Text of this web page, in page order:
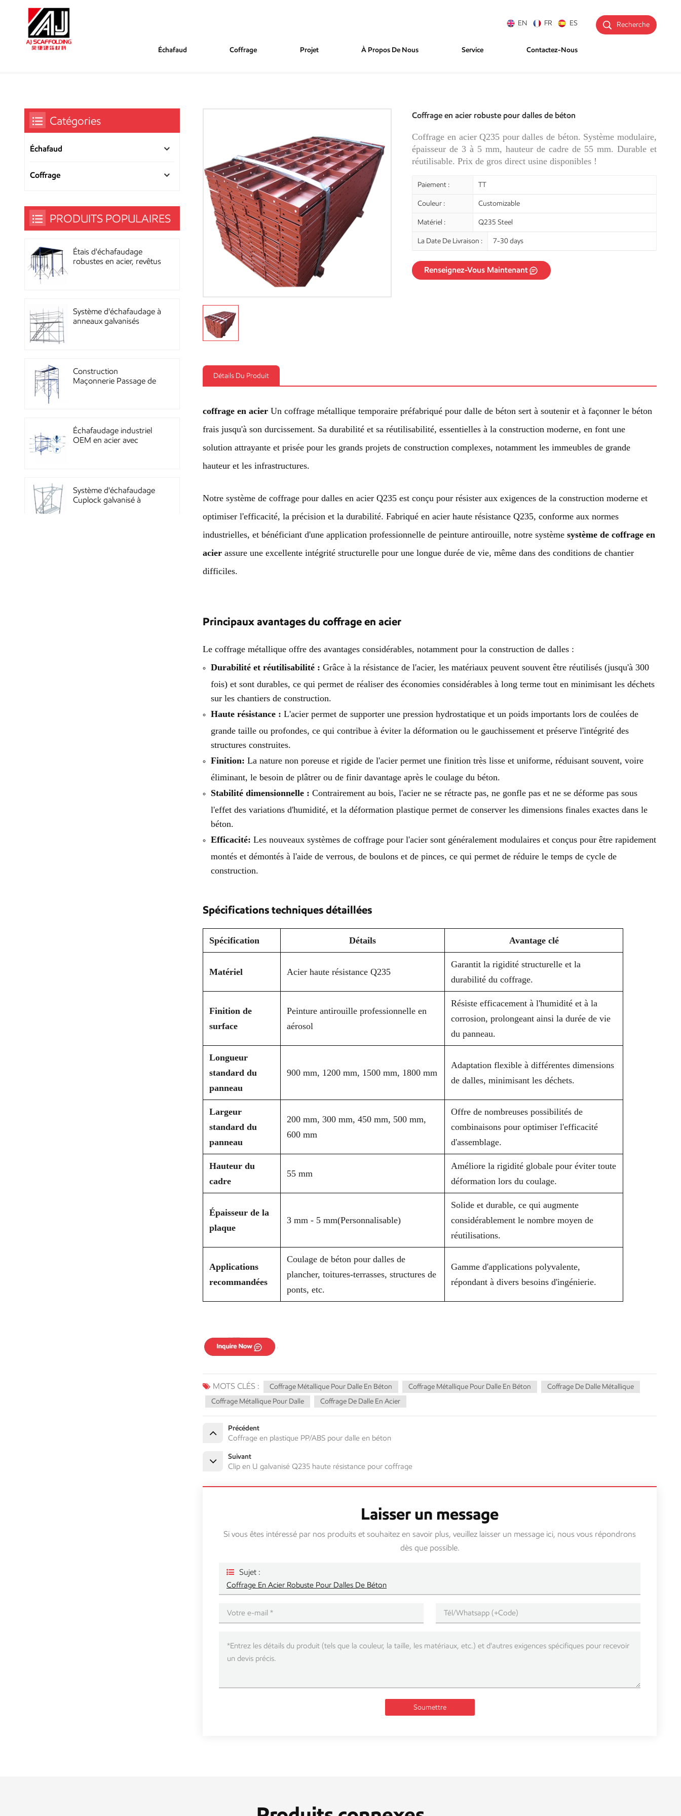
Recherche
EN FR ES
Échafaud Coffrage Projet À Propos De Nous Service Contactez-Nous
Coffrage en acier robuste pour dalles de béton
Coffrage en acier Q235 pour dalles de béton. Système modulaire,
épaisseur de 3 à 5 mm, hauteur de cadre de 55 mm. Durable et
réutilisable. Prix de gros direct usine disponibles !
Paiement : TT
Couleur : Customizable
Matériel : Q235 Steel
La Date De Livraison : 7-30 days
Renseignez-Vous Maintenant
Détails Du Produit
coffrage en acier Un coffrage métallique temporaire préfabriqué pour dalle de béton sert à soutenir et à façonner le béton
frais jusqu'à son durcissement. Sa durabilité et sa réutilisabilité, essentielles à la construction moderne, en font une
solution attrayante et prisée pour les grands projets de construction complexes, notamment les immeubles de grande
hauteur et les infrastructures.
Notre système de coffrage pour dalles en acier Q235 est conçu pour résister aux exigences de la construction moderne et
optimiser l'efficacité, la précision et la durabilité. Fabriqué en acier haute résistance Q235, conforme aux normes
industrielles, et bénéficiant d'une application professionnelle de peinture antirouille, notre système système de coffrage en
acier assure une excellente intégrité structurelle pour une longue durée de vie, même dans des conditions de chantier
difficiles.
Principaux avantages du coffrage en acier
Le coffrage métallique offre des avantages considérables, notamment pour la construction de dalles :
Durabilité et réutilisabilité : Grâce à la résistance de l'acier, les matériaux peuvent souvent être réutilisés (jusqu'à 300
fois) et sont durables, ce qui permet de réaliser des économies considérables à long terme tout en minimisant les déchets
sur les chantiers de construction.
Haute résistance : L'acier permet de supporter une pression hydrostatique et un poids importants lors de coulées de
grande taille ou profondes, ce qui contribue à éviter la déformation ou le gauchissement et préserve l'intégrité des
structures construites.
Finition: La nature non poreuse et rigide de l'acier permet une finition très lisse et uniforme, réduisant souvent, voire
éliminant, le besoin de plâtrer ou de finir davantage après le coulage du béton.
Stabilité dimensionnelle : Contrairement au bois, l'acier ne se rétracte pas, ne gonfle pas et ne se déforme pas sous
l'effet des variations d'humidité, et la déformation plastique permet de conserver les dimensions finales exactes dans le
béton.
Efficacité: Les nouveaux systèmes de coffrage pour l'acier sont généralement modulaires et conçus pour être rapidement
montés et démontés à l'aide de verrous, de boulons et de pinces, ce qui permet de réduire le temps de cycle de
construction.
Spécifications techniques détaillées
Spécification Détails Avantage clé
Matériel Acier haute résistance Q235
Garantit la rigidité structurelle et la
durabilité du coffrage.
Finition de
surface
Peinture antirouille professionnelle en
aérosol
Résiste efficacement à l'humidité et à la
corrosion, prolongeant ainsi la durée de vie
du panneau.
Longueur
standard du
panneau
900 mm, 1200 mm, 1500 mm, 1800 mm
Adaptation flexible à différentes dimensions
de dalles, minimisant les déchets.
Largeur
standard du
panneau
200 mm, 300 mm, 450 mm, 500 mm,
600 mm
Offre de nombreuses possibilités de
combinaisons pour optimiser l'efficacité
d'assemblage.
Hauteur du
cadre
55 mm
Améliore la rigidité globale pour éviter toute
déformation lors du coulage.
Épaisseur de la
plaque
3 mm - 5 mm(Personnalisable)
Solide et durable, ce qui augmente
considérablement le nombre moyen de
réutilisations.
Applications
recommandées
Coulage de béton pour dalles de
plancher, toitures-terrasses, structures de
ponts, etc.
Gamme d'applications polyvalente,
répondant à divers besoins d'ingénierie.
MOTS CLÉS : Coffrage Métallique Pour Dalle En Béton Coffrage Métallique Pour Dalle En Béton
Coffrage De Dalle Métallique
Coffrage Métallique Pour Dalle
Coffrage De Dalle En Acier
Précédent
Coffrage en plastique PP/ABS pour dalle en béton
Suivant
Clip en U galvanisé Q235 haute résistance pour coffrage
Laisser un message
Si vous êtes intéressé par nos produits et souhaitez en savoir plus, veuillez laisser un message ici, nous vous répondrons
dès que possible.
Sujet :
Coffrage En Acier Robuste Pour Dalles De Béton
Soumettre
Catégories
Échafaud
Coffrage
PRODUITS POPULAIRES
Étais d'échafaudage
robustes en acier, revêtus
Système d'échafaudage à
anneaux galvanisés
Construction
Maçonnerie Passage de
Échafaudage industriel
OEM en acier avec
Système d'échafaudage
Cuplock galvanisé à